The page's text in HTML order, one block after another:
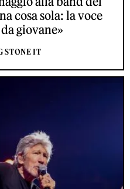
cosa sola: la voce
giovane»
STONE IT